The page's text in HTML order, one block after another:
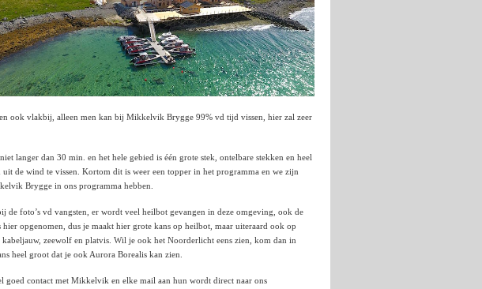
ook vlakbij, alleen men kan bij Mikkelvik Brygge 99% vd tijd vissen, hier zal zeer
langer dan 30 min. en het hele gebied is één grote stek, ontelbare stekken en heel
de wind te vissen. Kortom dit is weer een topper in het programma en we zijn
Brygge in ons programma hebben.
de foto’s vd vangsten, er wordt veel heilbot gevangen in deze omgeving, ook de
opgenomen, dus je maakt hier grote kans op heilbot, maar uiteraard ook op
zeewolf en platvis. Wil je ook het Noorderlicht eens zien, kom dan in
heel groot dat je ook Aurora Borealis kan zien.
goed contact met Mikkelvik en elke mail aan hun wordt direct naar ons